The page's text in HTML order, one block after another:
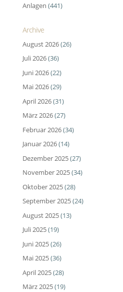
Anlagen (441)
Archive
August 2026(26)
Juli 2026(36)
Juni 2026(22)
Mai 2026(29)
April 2026(31)
März 2026(27)
Februar 2026(34)
Januar 2026(14)
Dezember 2025(27)
November 2025(34)
Oktober 2025(28)
September 2025(24)
August 2025(13)
Juli 2025(19)
Juni 2025(26)
Mai 2025(36)
April 2025(28)
März 2025(19)